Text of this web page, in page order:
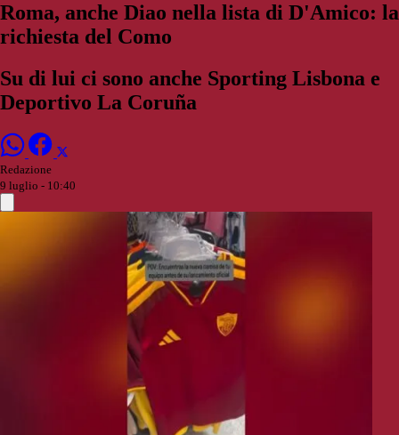
Roma, anche Diao nella lista di D'Amico: la
richiesta del Como
Su di lui ci sono anche Sporting Lisbona e
Deportivo La Coruña
Redazione
9 luglio - 10:40